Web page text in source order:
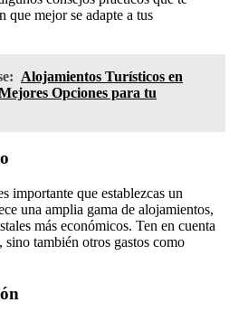
que mejor se adapte a tus
Alojamientos Turísticos en
Opciones para tu
importante que establezcas un
una amplia gama de alojamientos,
más económicos. Ten en cuenta
sino también otros gastos como